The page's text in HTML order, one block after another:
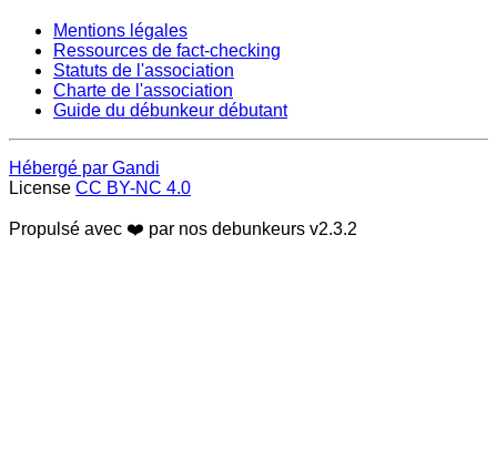
Mentions légales
Ressources de fact-checking
Statuts de l'association
Charte de l'association
Guide du débunkeur débutant
Hébergé par Gandi
License CC BY-NC 4.0
Propulsé avec ❤️ par nos debunkeurs v2.3.2